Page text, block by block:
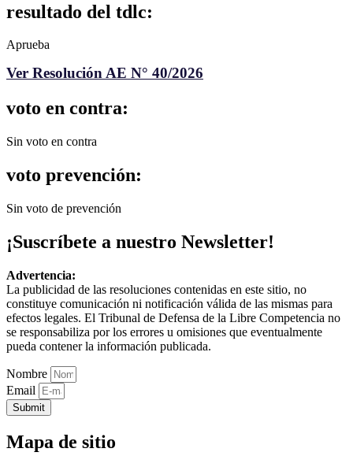
resultado del tdlc:
Aprueba
Ver Resolución AE N° 40/2026
voto en contra:
Sin voto en contra
voto prevención:
Sin voto de prevención
¡Suscríbete a nuestro Newsletter!
Advertencia:
La publicidad de las resoluciones contenidas en este sitio, no
constituye comunicación ni notificación válida de las mismas para
efectos legales. El Tribunal de Defensa de la Libre Competencia no
se responsabiliza por los errores u omisiones que eventualmente
pueda contener la información publicada.
Nombre
Email
Submit
Mapa de sitio